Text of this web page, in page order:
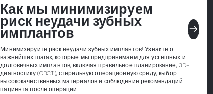
Как мы минимизируем
риск неудачи зубных
имплантов east
Минимизируйте риск неудачи зубных имплантов! Узнайте о
важнейших шагах, которые мы предпринимаем для успешных и
долговечных имплантов, включая правильное планирование, 3D-
диагностику (CBCT), стерильную операционную среду, выбор
высококачественных материалов и соблюдение рекомендаций
пациента после операции.